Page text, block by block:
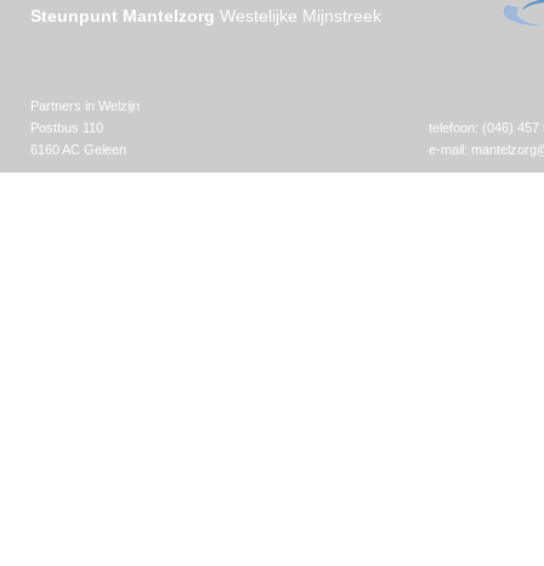
Steunpunt Mantelzorg Westelijke Mijnstreek
Partners in Welzijn
Postbus 110
6160 AC Geleen
telefoon: (046) 457
e-mail: